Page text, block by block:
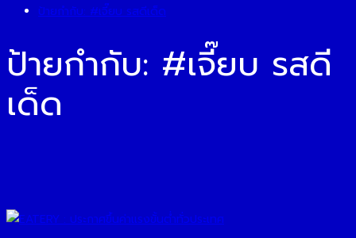
ป้ายกำกับ: #เจี๊ยบ รสดีเด็ด
ป้ายกำกับ: #เจี๊ยบ รสดี
เด็ด